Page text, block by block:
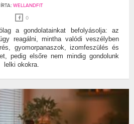
ÍRTA: WELLANDFIT
0
a gondolatainkat befolyásolja: az
reagálni, mintha valódi veszélyben
gyomorpanaszok, izomfeszülés és
pedig elsőre nem mindig gondolunk
lelki okokra.